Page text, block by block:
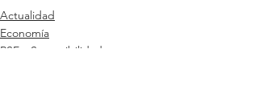
Actualidad
Economía
RSE y Sostenibilidad